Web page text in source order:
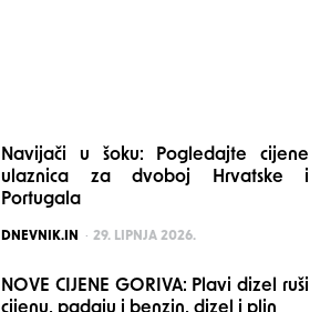
Navijači u šoku: Pogledajte cijene
ulaznica za dvoboj Hrvatske i
Portugala
POSTED
DNEVNIK.IN 29. LIPNJA 2026.
NOVE CIJENE GORIVA: Plavi dizel ruši